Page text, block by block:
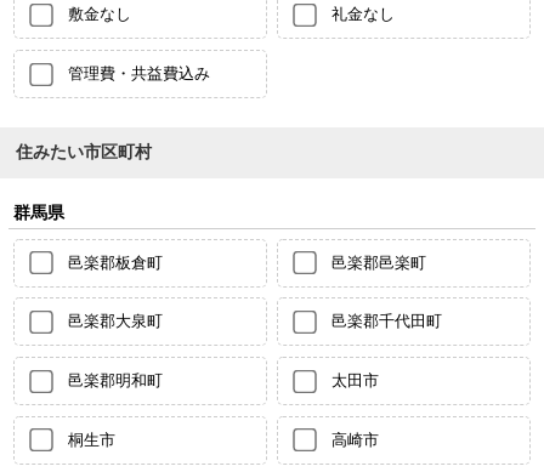
敷金なし 礼金なし
管理費・共益費込み
住みたい市区町村
群馬県
邑楽郡板倉町 邑楽郡邑楽町
邑楽郡大泉町 邑楽郡千代田町
邑楽郡明和町 太田市
桐生市 高崎市